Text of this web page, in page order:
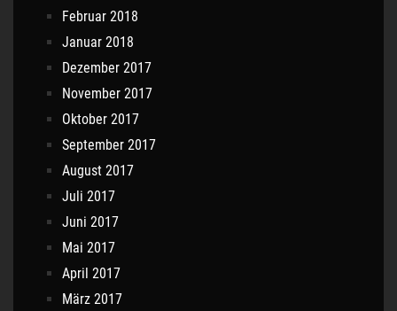
Februar 2018
Januar 2018
Dezember 2017
November 2017
Oktober 2017
September 2017
August 2017
Juli 2017
Juni 2017
Mai 2017
April 2017
März 2017